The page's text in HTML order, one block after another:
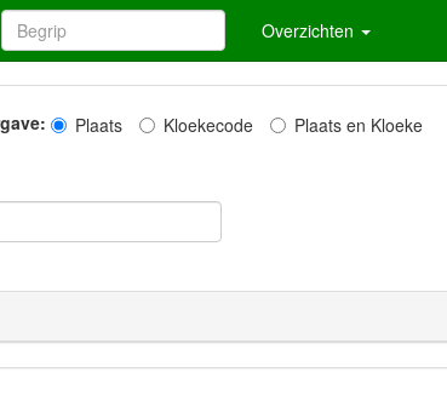
Overzichten
Plaats Kloekecode Plaats en Kloeke